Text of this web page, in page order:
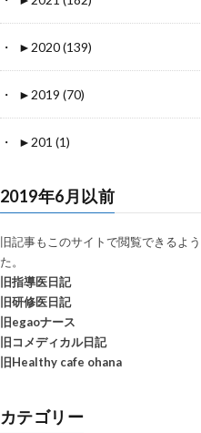
► 2020 (139)
► 2019 (70)
► 201 (1)
2019年6月以前
旧記事もこのサイトで閲覧できるよ
た。
旧指導医日記
旧研修医日記
旧egaoナース
旧コメディカル日記
旧Healthy cafe ohana
カテゴリー